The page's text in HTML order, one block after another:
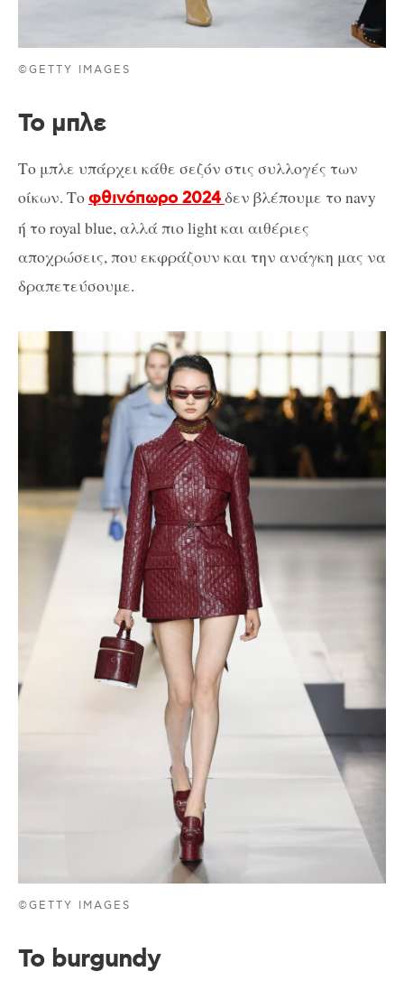
©GETTY IMAGES
Το μπλε
Το μπλε υπάρχει κάθε σεζόν στις συλλογές των
οίκων. Τοφθινόπωρο 2024δεν βλέπουμε το navy
ή το royal blue, αλλά πιο light και αιθέριες
αποχρώσεις, που εκφράζουν και την ανάγκη μας να
δραπετεύσουμε.
©GETTY IMAGES
Το burgundy